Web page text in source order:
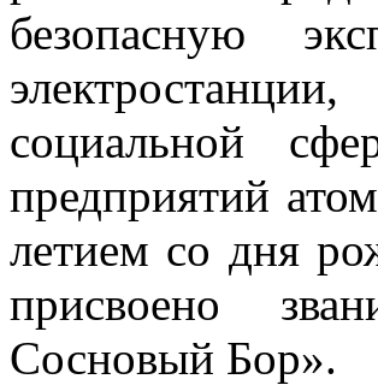
безопасную
социальной
предприятий
летием со дня
присвоено
Сосновый Бор».